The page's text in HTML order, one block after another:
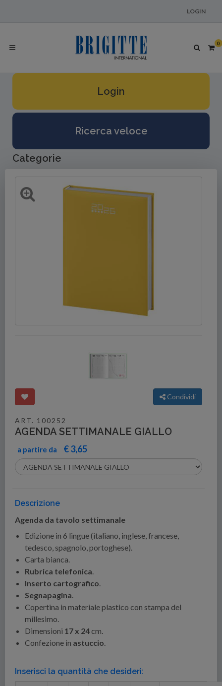
LOGIN
0
Login
Ricerca veloce
Categorie
Condividi
ART. 100252
AGENDA SETTIMANALE GIALLO
a partire da € 3,65
Descrizione
Agenda da tavolo settimanale
Edizione in 6 lingue (italiano, inglese, francese,
tedesco, spagnolo, portoghese).
Carta bianca.
Rubrica telefonica.
Inserto cartografico.
Segnapagina.
Copertina in materiale plastico con stampa del
millesimo.
Dimensioni 17 x 24cm.
Confezione in astuccio.
Inserisci la quantità che desideri: